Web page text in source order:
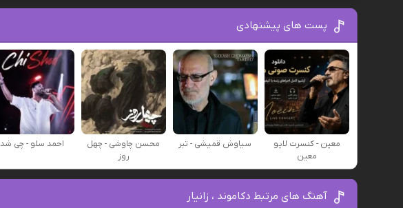
پست های پیشنهادی
معین - کنسرت لایو
معین
سیاوش قمیشی - تبر
محسن چاوشی - چهل
روز
احمد سلو - چی شد
آهنگ های مرتبط دکاموند ، زانیار